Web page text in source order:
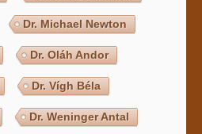
Dr. Michael Newton
Dr. Oláh Andor
Dr. Vígh Béla
Dr. Weninger Antal